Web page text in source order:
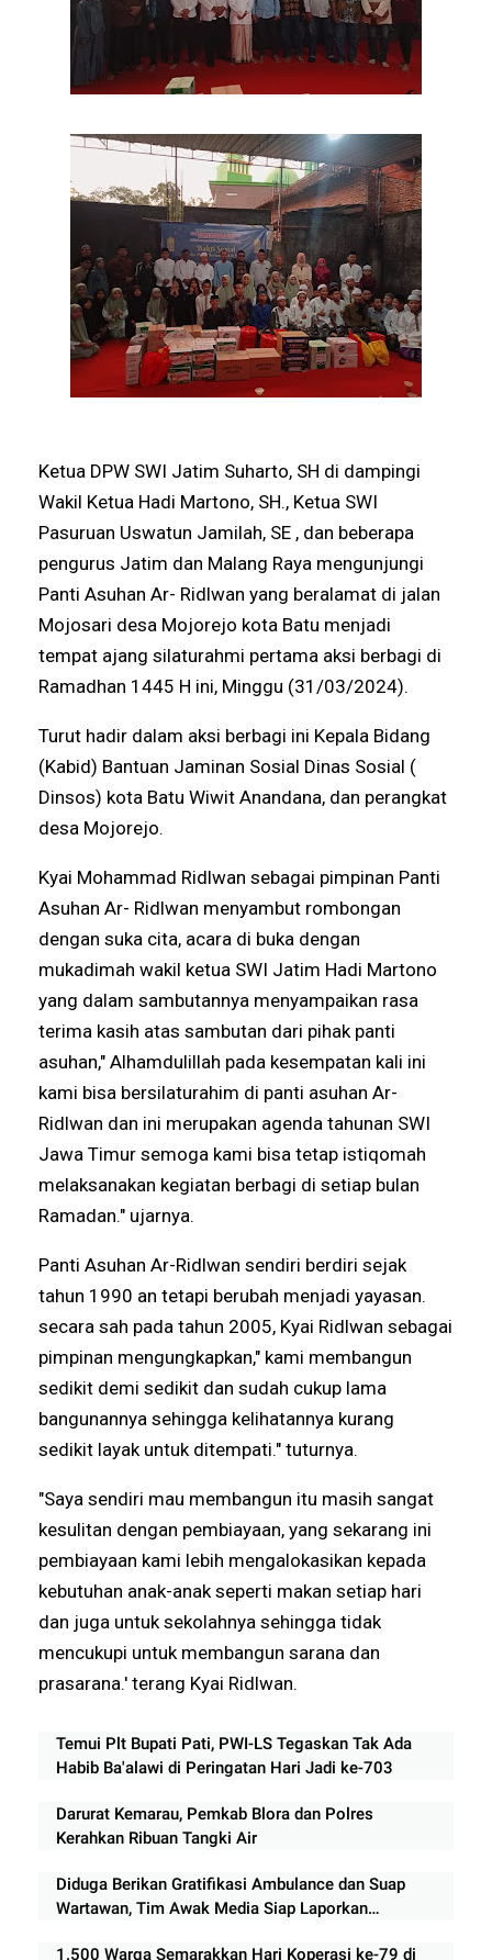
Ketua DPW SWI Jatim Suharto, SH di dampingi
Wakil Ketua Hadi Martono, SH., Ketua SWI
Pasuruan Uswatun Jamilah, SE , dan beberapa
pengurus Jatim dan Malang Raya mengunjungi
Panti Asuhan Ar- Ridlwan yang beralamat di jalan
Mojosari desa Mojorejo kota Batu menjadi
tempat ajang silaturahmi pertama aksi berbagi di
Ramadhan 1445 H ini, Minggu (31/03/2024).
Turut hadir dalam aksi berbagi ini Kepala Bidang
(Kabid) Bantuan Jaminan Sosial Dinas Sosial (
Dinsos) kota Batu Wiwit Anandana, dan perangkat
desa Mojorejo.
Kyai Mohammad Ridlwan sebagai pimpinan Panti
Asuhan Ar- Ridlwan menyambut rombongan
dengan suka cita, acara di buka dengan
mukadimah wakil ketua SWI Jatim Hadi Martono
yang dalam sambutannya menyampaikan rasa
terima kasih atas sambutan dari pihak panti
asuhan," Alhamdulillah pada kesempatan kali ini
kami bisa bersilaturahim di panti asuhan Ar-
Ridlwan dan ini merupakan agenda tahunan SWI
Jawa Timur semoga kami bisa tetap istiqomah
melaksanakan kegiatan berbagi di setiap bulan
Ramadan." ujarnya.
Panti Asuhan Ar-Ridlwan sendiri berdiri sejak
tahun 1990 an tetapi berubah menjadi yayasan.
secara sah pada tahun 2005, Kyai Ridlwan sebagai
pimpinan mengungkapkan," kami membangun
sedikit demi sedikit dan sudah cukup lama
bangunannya sehingga kelihatannya kurang
sedikit layak untuk ditempati." tuturnya.
"Saya sendiri mau membangun itu masih sangat
kesulitan dengan pembiayaan, yang sekarang ini
pembiayaan kami lebih mengalokasikan kepada
kebutuhan anak-anak seperti makan setiap hari
dan juga untuk sekolahnya sehingga tidak
mencukupi untuk membangun sarana dan
prasarana.' terang Kyai Ridlwan.
Temui Plt Bupati Pati, PWI-LS Tegaskan Tak Ada
Habib Ba'alawi di Peringatan Hari Jadi ke-703
Darurat Kemarau, Pemkab Blora dan Polres
Kerahkan Ribuan Tangki Air
Diduga Berikan Gratifikasi Ambulance dan Suap
Wartawan, Tim Awak Media Siap Laporkan
1.500 Warga Semarakkan Hari Koperasi ke-79 di